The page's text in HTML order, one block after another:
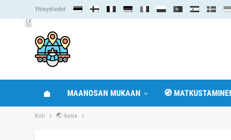
« Yhteystiedot
MAANOSAN MUKAAN 🧭
Koti 🌏 Aasia